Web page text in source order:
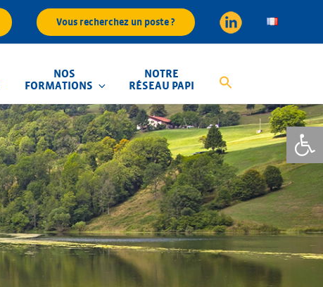
Ouvrir
Vous recherchez un poste ?
NOS
FORMATIONS
NOTRE
RÉSEAU PAPI